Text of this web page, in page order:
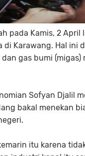
pada Kamis, 2
Karawang. Hal ini
gas bumi (migas)
Sofyan Djalil
bakal menekan
itu karena